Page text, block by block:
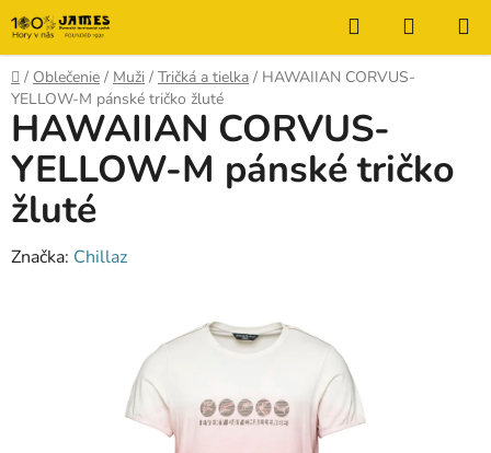
Prejsť
na
obsah
Hľadať
KOŠÍK
Domov
/ Oblečenie / Muži / Tričká a tielka / HAWAIIAN CORVUS-
YELLOW-M pánské tričko žluté
HAWAIIAN CORVUS-
YELLOW-M pánské tričko
žluté
Značka: Chillaz